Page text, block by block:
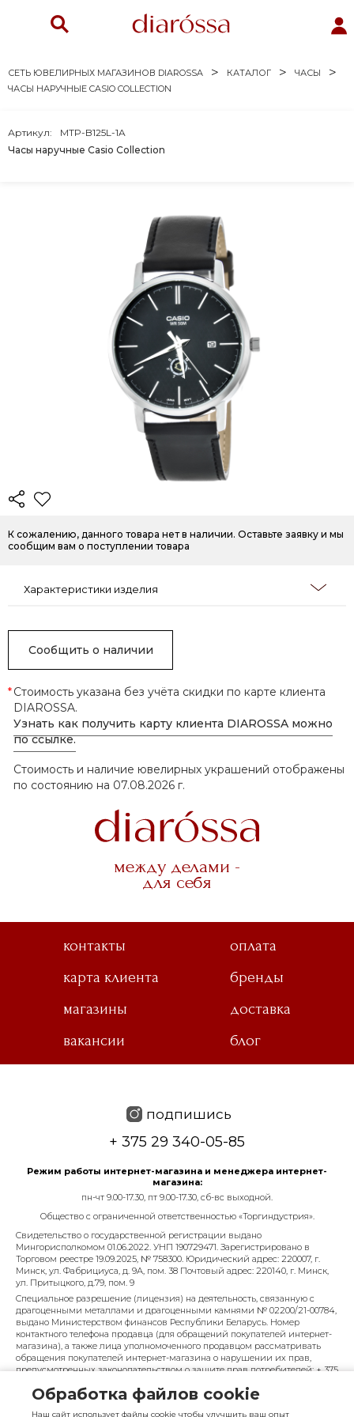
СЕТЬ ЮВЕЛИРНЫХ МАГАЗИНОВ DIAROSSA КАТАЛОГ
ЧАСЫ
ЧАСЫ НАРУЧНЫЕ CASIO COLLECTION
Часы наручные Casio Collection
Артикул: MTP-B125L-1A
К сожалению, данного товара нет в наличии. Оставьте заявку и мы
сообщим вам о поступлении товара
Характеристики изделия
Сообщить о наличии
*Стоимость указана без учёта скидки по карте клиента
DIAROSSA.
Узнать как получить карту клиента DIAROSSA можно
по ссылке.
Стоимость и наличие ювелирных украшений отображены
по состоянию на 07.08.2026 г.
между делами -
для себя
контакты
оплата
карта клиента
бренды
магазины
доставка
вакансии
блог
подпишись
+ 375 29 340-05-85
Режим работы интернет-магазина и менеджера интернет-
магазина:
пн-чт 9.00-17.30, пт 9.00-17.30, сб-вс выходной.
Общество с ограниченной ответственностью «Торгиндустрия».
Свидетельство о государственной регистрации выдано
Мингорисполкомом 01.06.2022. УНП 190729471. Зарегистрировано в
Торговом реестре 19.09.2025, № 758300. Юридический адрес: 220007, г.
Минск, ул. Фабрициуса, д. 9А, пом. 38 Почтовый адрес: 220140, г. Минск,
ул. Притыцкого, д.79, пом. 9
Специальное разрешение (лицензия) на деятельность, связанную с
драгоценными металлами и драгоценными камнями № 02200/21-00784,
выдано Министерством финансов Республики Беларусь. Номер
контактного телефона продавца (для обращений покупателей интернет-
магазина), а также лица уполномоченного продавцом рассматривать
обращения покупателей интернет-магазина о нарушении их прав,
предусмотренных законодательством о защите прав потребителей: + 375
управления по работе с обращениями граждан и юридических лиц
Минского городского исполнительного комитета, администрация
Обработка файлов cookie
Наш сайт использует файлы cookie чтобы улучшить ваш опыт